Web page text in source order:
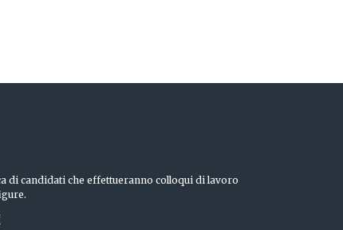
di candidati che effettueranno colloqui di lavoro